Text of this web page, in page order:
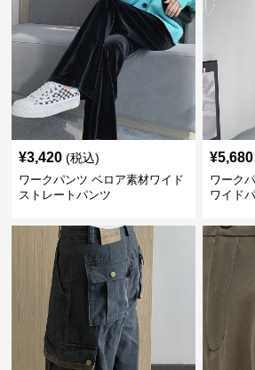
¥3,420 (税込)
ワークパンツ ベロア素材ワイド
ストレートパンツ
¥5,680
ワーク
ワイド